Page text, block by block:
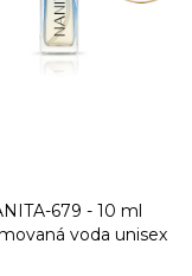
679 - 10 ml
voda unisex